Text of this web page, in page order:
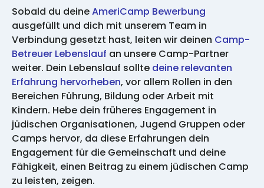
Sobald du deineAmeriCamp Bewerbung
ausgefüllt und dich mit unserem Team in
Verbindung gesetzt hast, leiten wir deinen Camp-
Betreuer Lebenslauf an unsere Camp-Partner
weiter. Dein Lebenslauf sollte deine relevanten
Erfahrung hervorheben, vor allem Rollen in den
Bereichen Führung, Bildung oder Arbeit mit
Kindern. Hebe dein früheres Engagement in
jüdischen Organisationen, Jugend Gruppen oder
Camps hervor, da diese Erfahrungen dein
Engagement für die Gemeinschaft und deine
Fähigkeit, einen Beitrag zu einem jüdischen Camp
zu leisten, zeigen.